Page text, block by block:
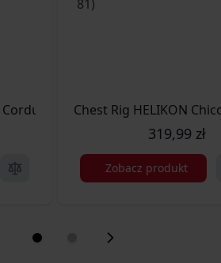
Chest Rig HELIKON Chicom - Cordura - Multicam - (KK-CCR-CD-34)
319,99 zł
Zobacz produkt